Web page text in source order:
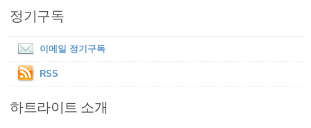
정기구독
이메일 정기구독
RSS
하트라이트 소개